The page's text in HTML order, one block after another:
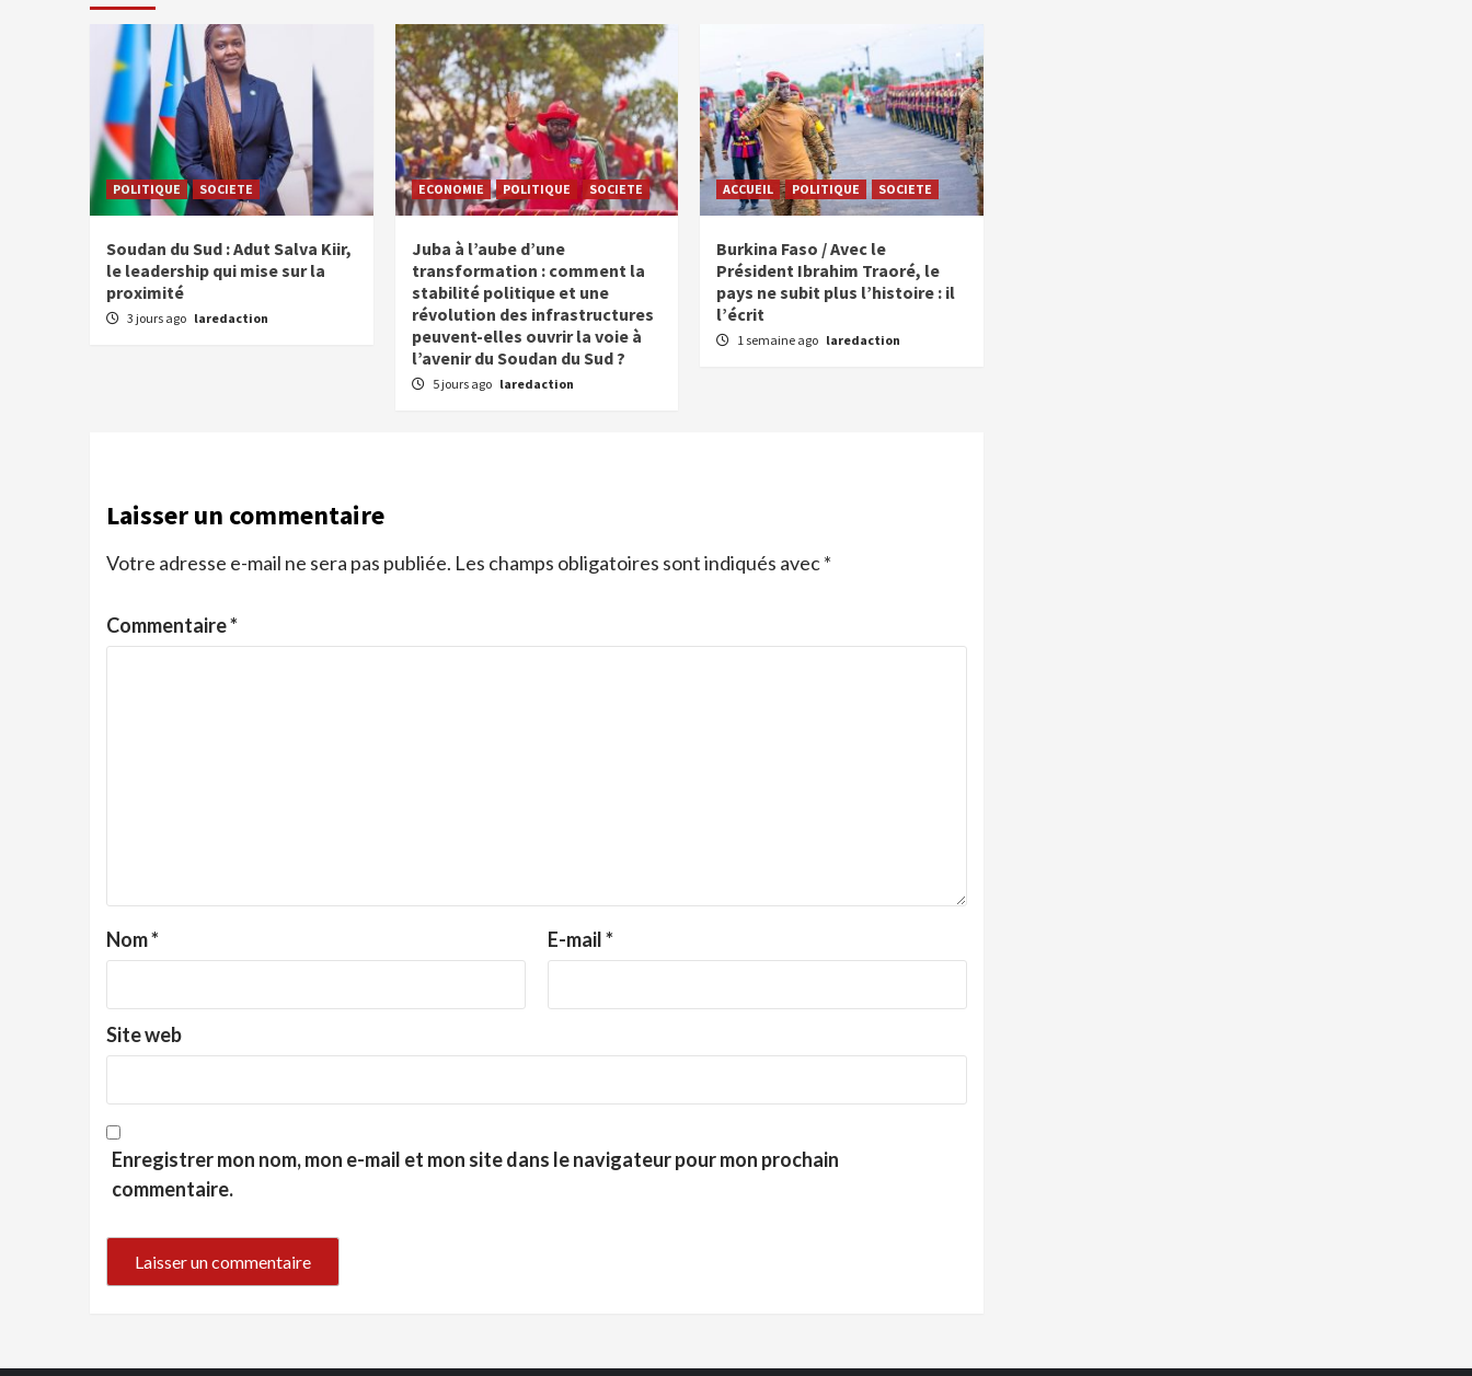
POLITIQUE SOCIETE
Soudan du Sud : Adut Salva Kiir,
le leadership qui mise sur la
proximité
3 jours ago laredaction
ECONOMIE POLITIQUE SOCIETE
Juba à l’aube d’une
transformation : comment la
stabilité politique et une
révolution des infrastructures
peuvent-elles ouvrir la voie à
l’avenir du Soudan du Sud ?
5 jours ago laredaction
ACCUEIL POLITIQUE SOCIETE
Burkina Faso / Avec le
Président Ibrahim Traoré, le
pays ne subit plus l’histoire : il
l’écrit
1 semaine ago laredaction
Laisser un commentaire
Votre adresse e-mail ne sera pas publiée. Les champs obligatoires sont indiqués avec*
Commentaire*
Nom* E-mail*
Site web
Enregistrer mon nom, mon e-mail et mon site dans le navigateur pour mon prochain
commentaire.